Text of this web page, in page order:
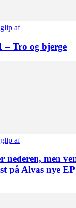
af
– Tro og bjerge
af
nederen, men
på Alvas nye EP